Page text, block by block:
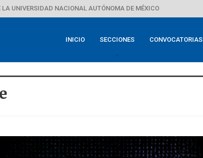
LA UNIVERSIDAD NACIONAL AUTÓNOMA DE MÉXICO
INICIO SECCIONES CONVOCATORIAS